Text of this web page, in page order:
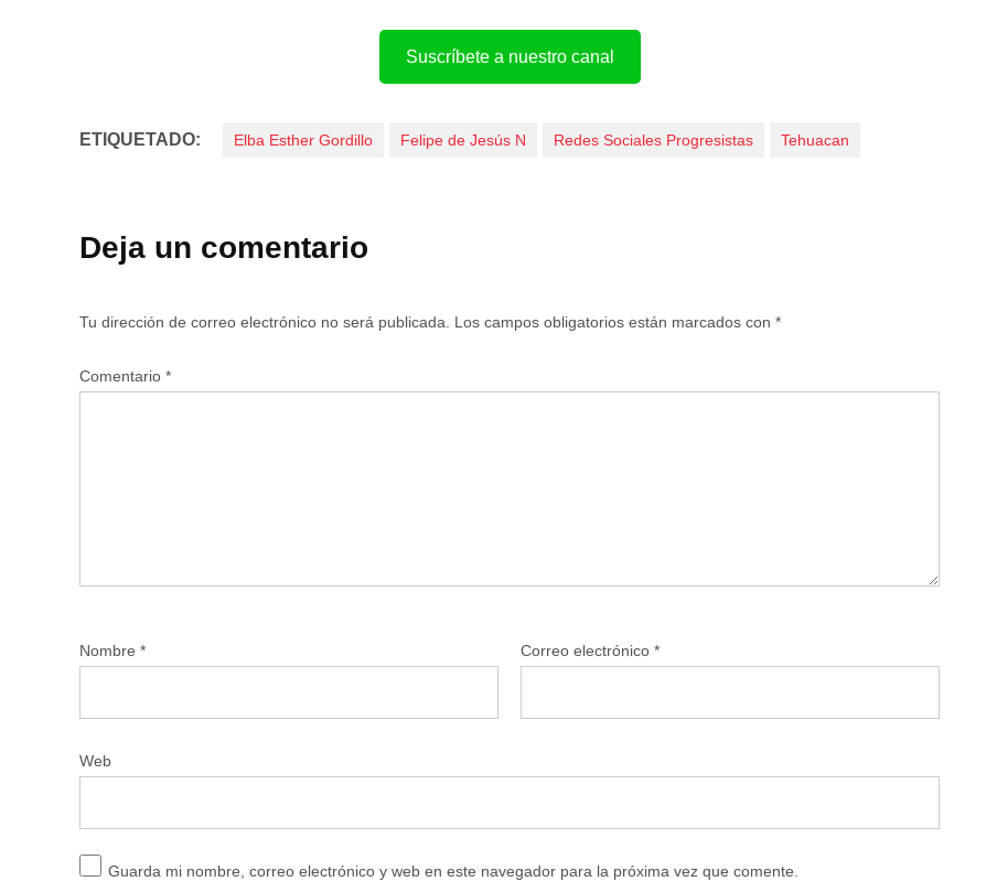
Suscríbete a nuestro canal
ETIQUETADO: Elba Esther Gordillo Felipe de Jesús N Redes Sociales Progresistas Tehuacan
Deja un comentario
Tu dirección de correo electrónico no será publicada. Los campos obligatorios están marcados con *
Comentario *
Nombre * Correo electrónico *
Web
Guarda mi nombre, correo electrónico y web en este navegador para la próxima vez que comente.